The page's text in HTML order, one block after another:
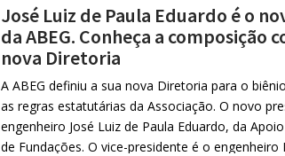
Confira a programação completa e
premiados. José Luiz Paula Eduardo, diretor da
Apoio
Fundações , apresentará o projeto envolvendo as
tratamento de solos moles de uma obra no bairro do
Geoconsult - Consultoria de Solos e Fundações
,
fundações, contenções e drenagem de fundo do
em Águas Claras, Brasília (DF).
José Luiz de Paula Eduardo é o
da ABEG. Conheça a composição
nova Diretoria
A ABEG definiu a sua nova Diretoria para o
as regras estatutárias da Associação. O novo
engenheiro José Luiz de Paula Eduardo, da
de Fundações. O vice-presidente é o engenheiro